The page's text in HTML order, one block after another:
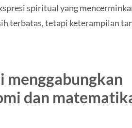
spiritual yang
terbatas, tetapi keterampilan
menggabungkan
dan